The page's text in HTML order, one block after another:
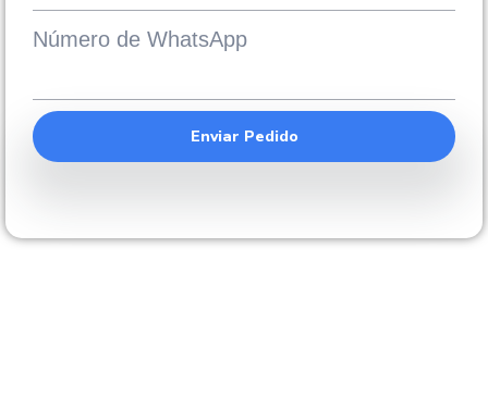
Número de WhatsApp
Enviar Pedido